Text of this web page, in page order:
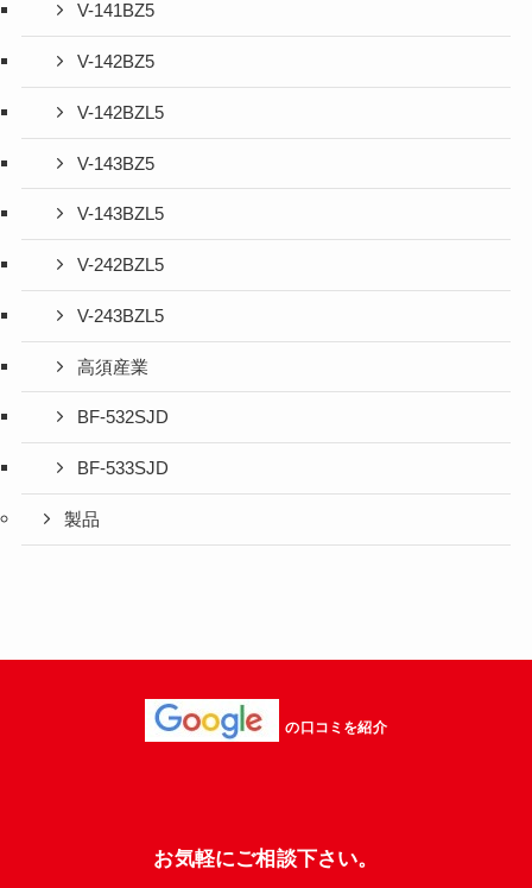
V-141BZ5
V-142BZ5
V-142BZL5
V-143BZ5
V-143BZL5
V-242BZL5
V-243BZL5
高須産業
BF-532SJD
BF-533SJD
製品
の口コミを紹介
お気軽にご相談下さい。